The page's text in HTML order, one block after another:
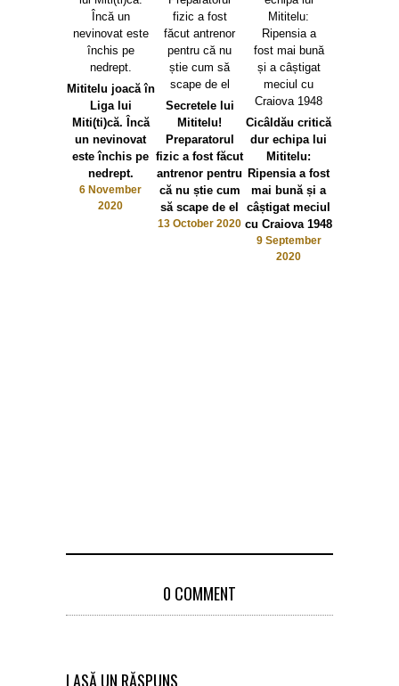
Mititelu joacă în
Liga lui
Miti(ti)că. Încă
un nevinovat
este închis pe
nedrept.
6 November
2020
Secretele lui
Mititelu!
Preparatorul
fizic a fost făcut
antrenor pentru
că nu știe cum
să scape de el
13 October 2020
Cicâldău critică
dur echipa lui
Mititelu:
Ripensia a fost
mai bună și a
câștigat meciul
cu Craiova 1948
9 September
2020
0 COMMENT
LASĂ UN RĂSPUNS